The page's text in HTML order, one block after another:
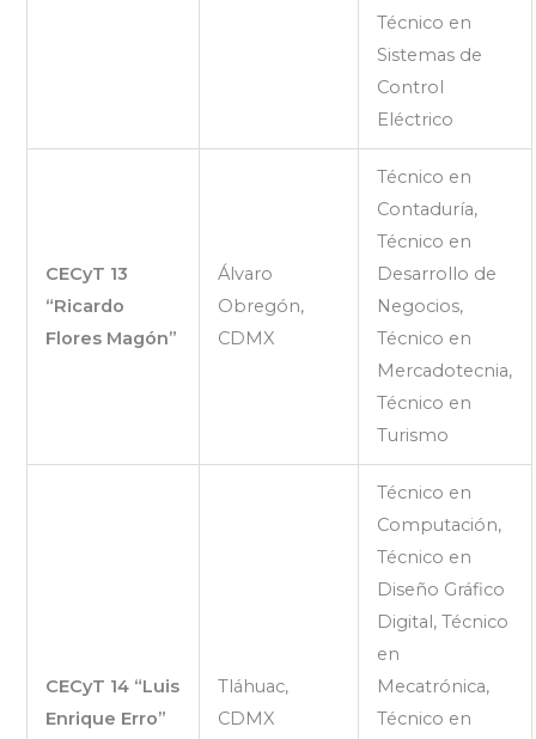
Técnico en
Sistemas de
Control
Eléctrico
CECyT 13
“Ricardo
Flores Magón”
Álvaro
Obregón,
CDMX
Técnico en
Contaduría,
Técnico en
Desarrollo de
Negocios,
Técnico en
Mercadotecnia,
Técnico en
Turismo
CECyT 14 “Luis
Enrique Erro”
Tláhuac,
CDMX
Técnico en
Computación,
Técnico en
Diseño Gráfico
Digital, Técnico
en
Mecatrónica,
Técnico en